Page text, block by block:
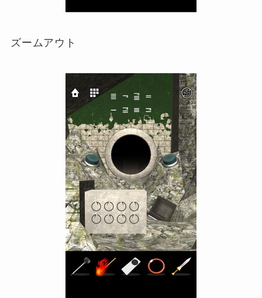
ズームアウト